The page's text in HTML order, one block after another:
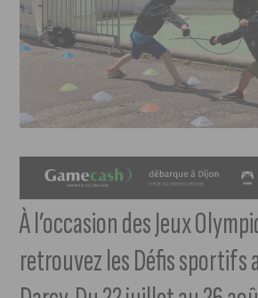
À l’occasion des Jeux
retrouvez les Défis sportifs